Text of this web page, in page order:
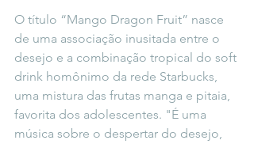
O título “Mango Dragon Fruit” nasce
de uma associação inusitada entre o
desejo e a combinação tropical do soft
drink homônimo da rede Starbucks,
uma mistura das frutas manga e pitaia,
favorita dos adolescentes. "É uma
música sobre o despertar do desejo,